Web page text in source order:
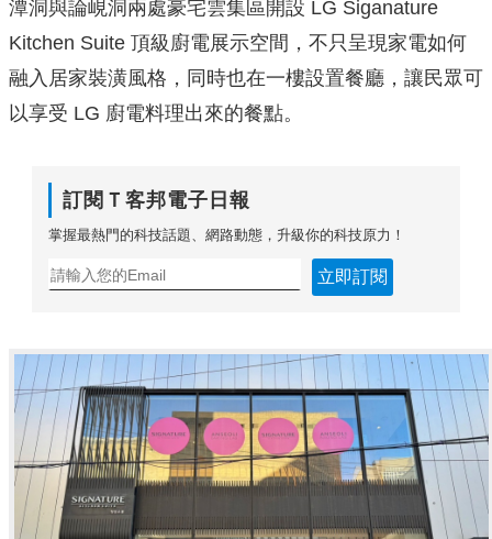
潭洞與論峴洞兩處豪宅雲集區開設 LG Siganature
Kitchen Suite 頂級廚電展示空間，不只呈現家電如何
融入居家裝潢風格，同時也在一樓設置餐廳，讓民眾可
以享受 LG 廚電料理出來的餐點。
訂閱Ｔ客邦電子日報
掌握最熱門的科技話題、網路動態，升級你的科技原力！
立即訂閱